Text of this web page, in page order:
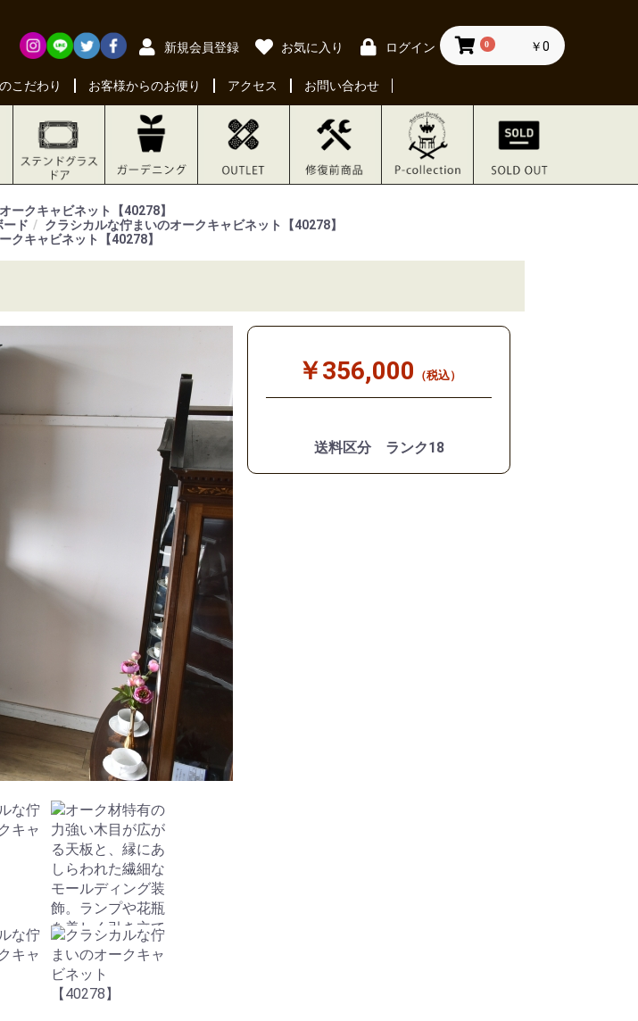
新規会員登録 お気に入り ログイン 0 ￥0
こだわり お客様からのお便り アクセス お問い合わせ
ークキャビネット【40278】
ード
クラシカルな佇まいのオークキャビネット【40278】
クキャビネット【40278】
￥356,000 （税込）
送料区分 ランク18